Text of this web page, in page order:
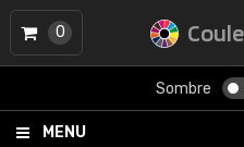
Sombre
MENU
0